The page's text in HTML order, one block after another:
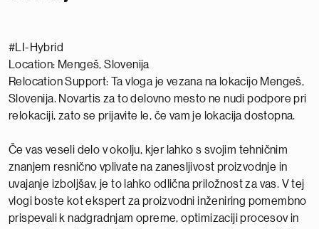
#LI-Hybrid
Location: Mengeš, Slovenija
Relocation Support: Ta vloga je vezana na lokacijo Mengeš,
Slovenija. Novartis za to delovno mesto ne nudi podpore pri
relokaciji, zato se prijavite le, če vam je lokacija dostopna.
Če vas veseli delo v okolju, kjer lahko s svojim tehničnim
znanjem resnično vplivate na zanesljivost proizvodnje in
uvajanje izboljšav, je to lahko odlična priložnost za vas. V tej
vlogi boste kot ekspert za proizvodni inženiring pomembno
prispevali k nadgradnjam opreme, optimizaciji procesov in